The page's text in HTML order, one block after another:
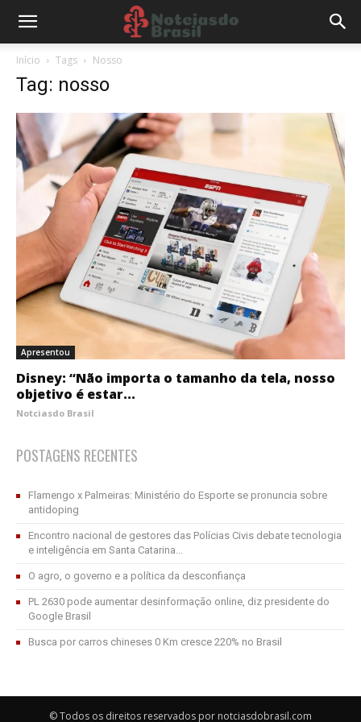
Início Tags Nosso
Tag: nosso
Apresentou
Disney: “Não importa o tamanho da tela, nosso
objetivo é estar...
Notciasdo Brasil
POSTAGENS RECENTES
Flamengo x Palmeiras: Ministério do Esporte se pronuncia sobre
antidoping
Encontro nacional de gestores das Polícias Civis debate tecnologia
e inteligência em Santa Catarina...
O agro, o governo e a política da desconfiança
PL 2630 pode aumentar desinformação online, diz presidente do
Google Brasil
Busca por carros chineses 0 Km cresce 220% no Brasil
© Todos os direitos reservados por notciasdobrasil.com